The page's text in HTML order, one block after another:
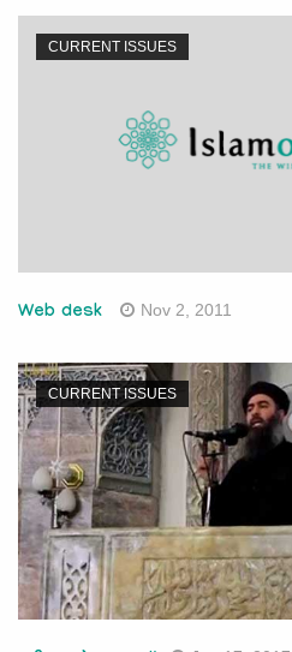
CURRENT ISSUES
Web desk Nov 2, 2011
CURRENT ISSUES